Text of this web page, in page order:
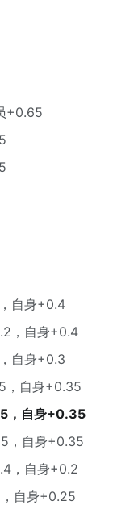
+0.65
自身+0.4
，自身+0.4
自身+0.3
，自身+0.35
，自身+0.35
，自身+0.35
，自身+0.2
自身+0.25